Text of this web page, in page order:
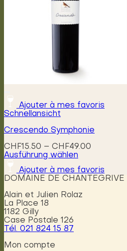
Ajouter à mes favoris
Schnellansicht
Crescendo Symphonie
CHF15.50 – CHF49.00
CHF49.00
Ausführung wählen
Dieses
Produkt
weist
Varianten
auf.
Die
Optionen
können
der
Ajouter à mes favoris
DOMAINE DE CHANTEGRIVE
Alain et Julien Rolaz
La Place 18
1182 Gilly
Case Postale 126
Tél. 021 824 15 87
Mon compte